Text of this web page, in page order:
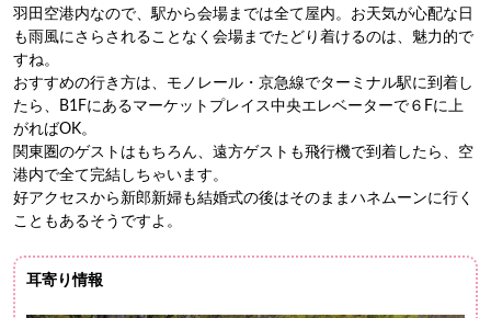
羽田空港内なので、駅から会場までは全て屋内。お天気が心配な日
も雨風にさらされることなく会場までたどり着けるのは、魅力的で
すね。
おすすめの行き方は、モノレール・京急線でターミナル駅に到着し
たら、B1Fにあるマーケットプレイス中央エレベーターで６Fに上
がればOK。
関東圏のゲストはもちろん、遠方ゲストも飛行機で到着したら、空
港内で全て完結しちゃいます。
好アクセスから新郎新婦も結婚式の後はそのままハネムーンに行く
こともあるそうですよ。
耳寄り情報